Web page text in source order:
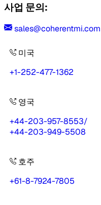
사업 문의:
sales@coherentmi.com
미국
+1-252-477-1362
영국
+44-203-957-8553/
+44-203-949-5508
호주
+61-8-7924-7805